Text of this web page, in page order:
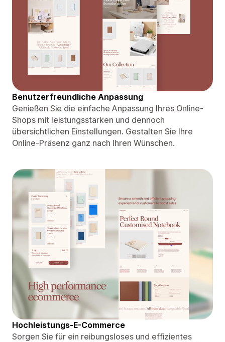
Benutzerfreundliche Anpassung
Genießen Sie die einfache Anpassung Ihres Online-
Shops mit leistungsstarken und dennoch
übersichtlichen Einstellungen. Gestalten Sie Ihre
Online-Präsenz ganz nach Ihren Wünschen.
Hochleistungs-E-Commerce
Sorgen Sie für ein reibungsloses und effizientes